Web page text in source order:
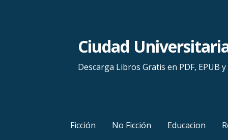
Ciudad
Descarga Libros Gratis en PDF, EPUB y
Ficción No Ficción Educacion